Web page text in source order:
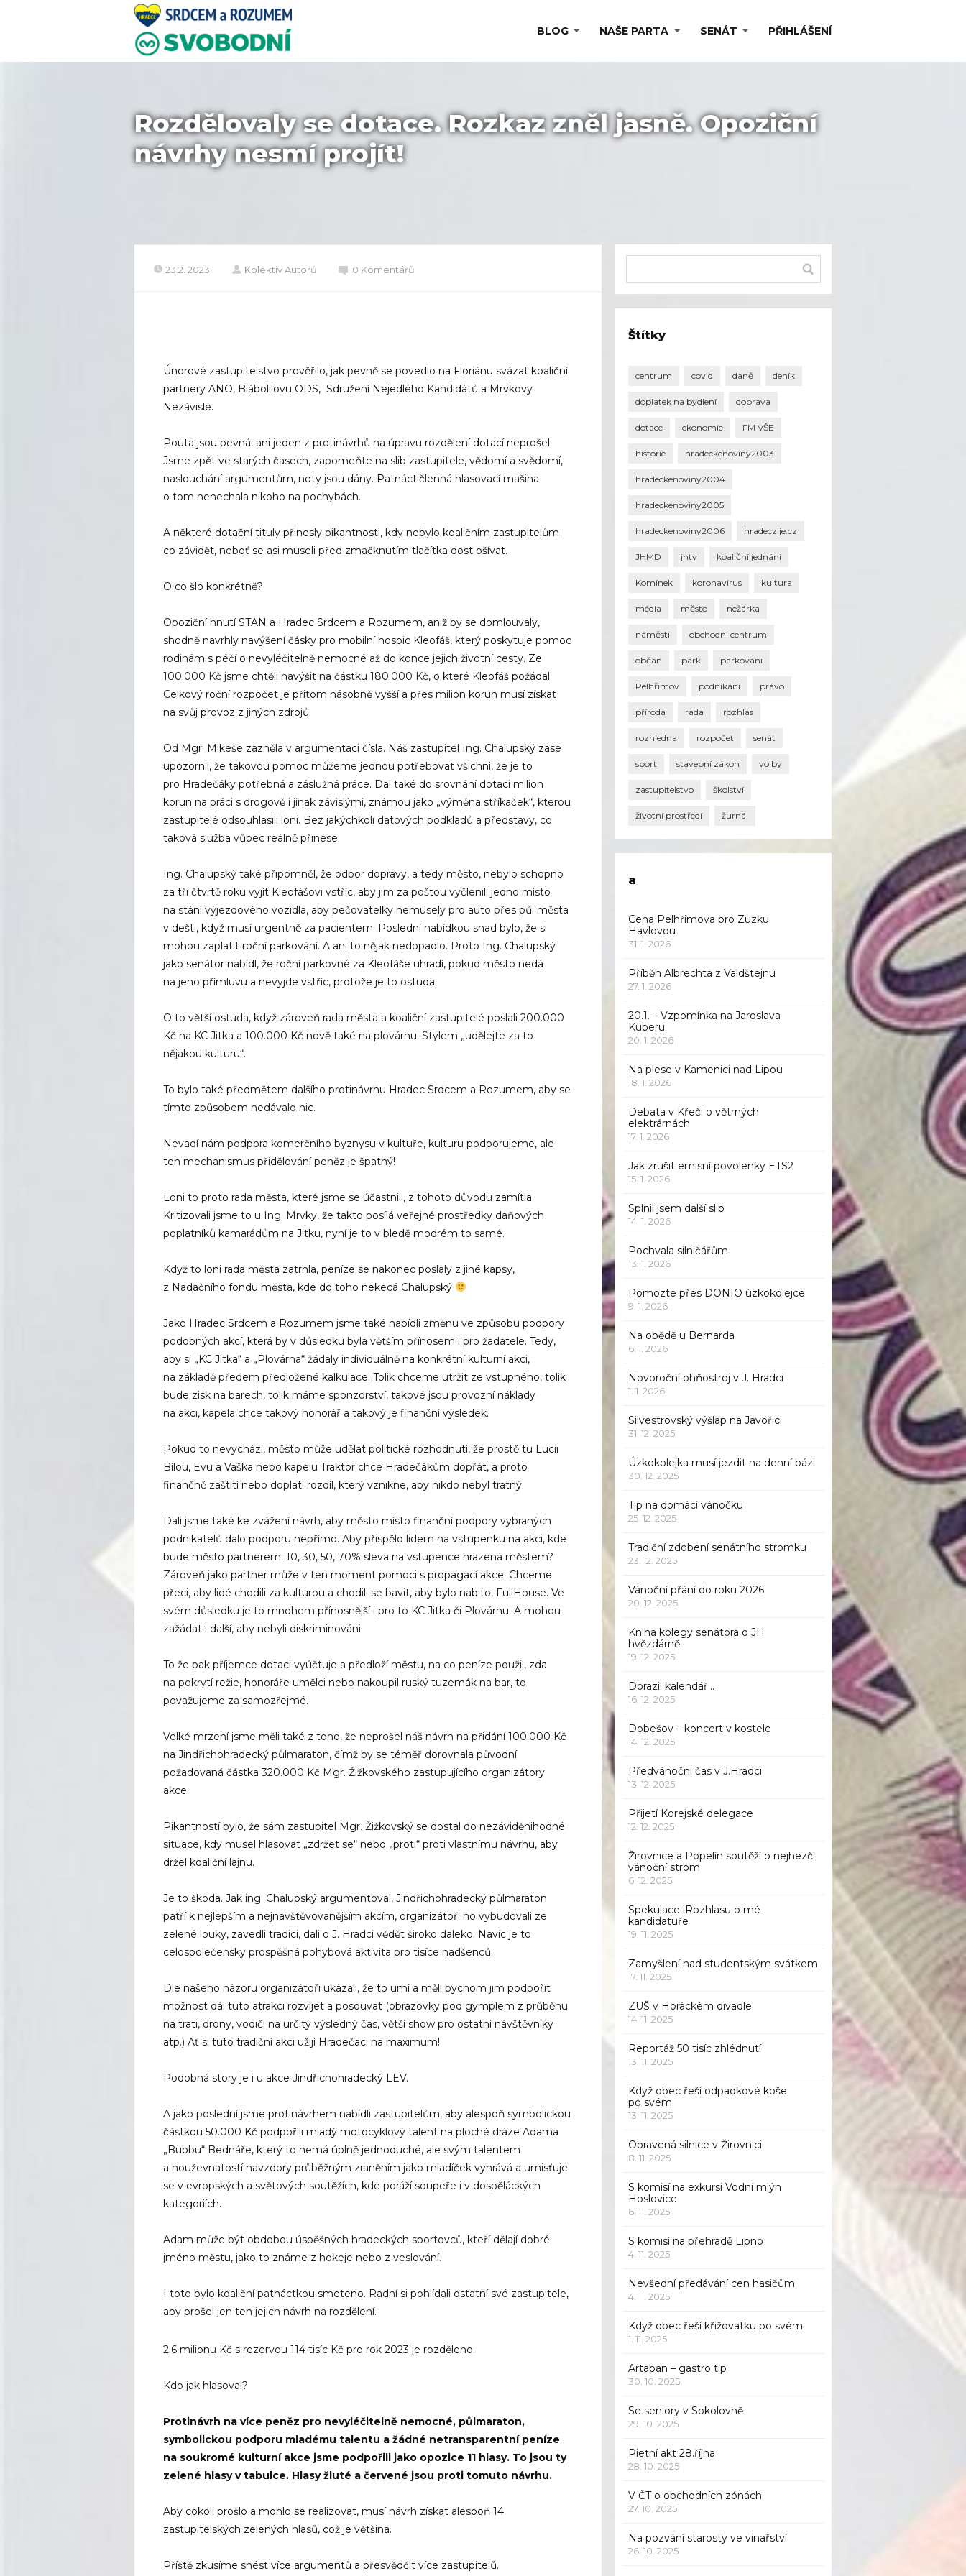
BLOG NAŠE PARTA SENÁT PŘIHLÁŠENÍ
Rozdělovaly se dotace. Rozkaz zněl jasně. Opoziční
návrhy nesmí projít!
23.2. 2023 Kolektiv Autorů 0 Komentářů
Únorové zastupitelstvo prověřilo, jak pevně se povedlo na Floriánu svázat koaliční
partnery ANO, Blábolilovu ODS, Sdružení Nejedlého Kandidátů a Mrvkovy
Nezávislé.
Pouta jsou pevná, ani jeden z protinávrhů na úpravu rozdělení dotací neprošel.
Jsme zpět ve starých časech, zapomeňte na slib zastupitele, vědomí a svědomí,
naslouchání argumentům, noty jsou dány. Patnáctičlenná hlasovací mašina
o tom nenechala nikoho na pochybách.
A některé dotační tituly přinesly pikantnosti, kdy nebylo koaličním zastupitelům
co závidět, neboť se asi museli před zmačknutím tlačítka dost ošívat.
O co šlo konkrétně?
Opoziční hnutí STAN a Hradec Srdcem a Rozumem, aniž by se domlouvaly,
shodně navrhly navýšení čásky pro mobilní hospic Kleofáš, který poskytuje pomoc
rodinám s péčí o nevyléčitelně nemocné až do konce jejich životní cesty. Ze
100.000 Kč jsme chtěli navýšit na částku 180.000 Kč, o které Kleofáš požádal.
Celkový roční rozpočet je přitom násobně vyšší a přes milion korun musí získat
na svůj provoz z jiných zdrojů.
Od Mgr. Mikeše zazněla v argumentaci čísla. Náš zastupitel Ing. Chalupský zase
upozornil, že takovou pomoc můžeme jednou potřebovat všichni, že je to
pro Hradečáky potřebná a záslužná práce. Dal také do srovnání dotaci milion
korun na práci s drogově i jinak závislými, známou jako „výměna stříkaček“, kterou
zastupitelé odsouhlasili loni. Bez jakýchkoli datových podkladů a představy, co
taková služba vůbec reálně přinese.
Ing. Chalupský také připomněl, že odbor dopravy, a tedy město, nebylo schopno
za tři čtvrtě roku vyjít Kleofášovi vstříc, aby jim za poštou vyčlenili jedno místo
na stání výjezdového vozidla, aby pečovatelky nemusely pro auto přes půl města
v dešti, když musí urgentně za pacientem. Poslední nabídkou snad bylo, že si
mohou zaplatit roční parkování. A ani to nějak nedopadlo. Proto Ing. Chalupský
jako senátor nabídl, že roční parkovné za Kleofáše uhradí, pokud město nedá
na jeho přímluvu a nevyjde vstříc, protože je to ostuda.
O to větší ostuda, když zároveň rada města a koaliční zastupitelé poslali 200.000
Kč na KC Jitka a 100.000 Kč nově také na plovárnu. Stylem „udělejte za to
nějakou kulturu“.
To bylo také předmětem dalšího protinávrhu Hradec Srdcem a Rozumem, aby se
tímto způsobem nedávalo nic.
Nevadí nám podpora komerčního byznysu v kultuře, kulturu podporujeme, ale
ten mechanismus přidělování peněz je špatný!
Loni to proto rada města, které jsme se účastnili, z tohoto důvodu zamítla.
Kritizovali jsme to u Ing. Mrvky, že takto posílá veřejné prostředky daňových
poplatníků kamarádům na Jitku, nyní je to v bledě modrém to samé.
Když to loni rada města zatrhla, peníze se nakonec poslaly z jiné kapsy,
z Nadačního fondu města, kde do toho nekecá Chalupský
Jako Hradec Srdcem a Rozumem jsme také nabídli změnu ve způsobu podpory
podobných akcí, která by v důsledku byla větším přínosem i pro žadatele. Tedy,
aby si „KC Jitka“ a „Plovárna“ žádaly individuálně na konkrétní kulturní akci,
na základě předem předložené kalkulace. Tolik chceme utržit ze vstupného, tolik
bude zisk na barech, tolik máme sponzorství, takové jsou provozní náklady
na akci, kapela chce takový honorář a takový je finanční výsledek.
Pokud to nevychází, město může udělat politické rozhodnutí, že prostě tu Lucii
Bílou, Evu a Vaška nebo kapelu Traktor chce Hradečákům dopřát, a proto
finančně zaštítí nebo doplatí rozdíl, který vznikne, aby nikdo nebyl tratný.
Dali jsme také ke zvážení návrh, aby město místo finanční podpory vybraných
podnikatelů dalo podporu nepřímo. Aby přispělo lidem na vstupenku na akci, kde
bude město partnerem. 10, 30, 50, 70% sleva na vstupence hrazená městem?
Zároveň jako partner může v ten moment pomoci s propagací akce. Chceme
přeci, aby lidé chodili za kulturou a chodili se bavit, aby bylo nabito, FullHouse. Ve
svém důsledku je to mnohem přínosnější i pro to KC Jitka či Plovárnu. A mohou
zažádat i další, aby nebyli diskriminováni.
To že pak příjemce dotaci vyúčtuje a předloží městu, na co peníze použil, zda
na pokrytí režie, honoráře umělci nebo nakoupil ruský tuzemák na bar, to
považujeme za samozřejmé.
Velké mrzení jsme měli také z toho, že neprošel náš návrh na přidání 100.000 Kč
na Jindřichohradecký půlmaraton, čímž by se téměř dorovnala původní
požadovaná částka 320.000 Kč Mgr. Žižkovského zastupujícího organizátory
akce.
Pikantností bylo, že sám zastupitel Mgr. Žižkovský se dostal do nezáviděnihodné
situace, kdy musel hlasovat „zdržet se“ nebo „proti“ proti vlastnímu návrhu, aby
držel koaliční lajnu.
Je to škoda. Jak ing. Chalupský argumentoval, Jindřichohradecký půlmaraton
patří k nejlepším a nejnavštěvovanějším akcím, organizátoři ho vybudovali ze
zelené louky, zavedli tradici, dali o J. Hradci vědět široko daleko. Navíc je to
celospolečensky prospěšná pohybová aktivita pro tisíce nadšenců.
Dle našeho názoru organizátoři ukázali, že to umí a měli bychom jim podpořit
možnost dál tuto atrakci rozvíjet a posouvat (obrazovky pod gymplem z průběhu
na trati, drony, vodiči na určitý výsledný čas, větší show pro ostatní návštěvníky
atp.) Ať si tuto tradiční akci užijí Hradečaci na maximum!
Podobná story je i u akce Jindřichohradecký LEV.
A jako poslední jsme protinávrhem nabídli zastupitelům, aby alespoň symbolickou
částkou 50.000 Kč podpořili mladý motocyklový talent na ploché dráze Adama
„Bubbu“ Bednáře, který to nemá úplně jednoduché, ale svým talentem
a houževnatostí navzdory průběžným zraněním jako mladíček vyhrává a umisťuje
se v evropských a světových soutěžích, kde poráží soupeře i v dospěláckých
kategoriích.
Adam může být obdobou úspěšných hradeckých sportovců, kteří dělají dobré
jméno městu, jako to známe z hokeje nebo z veslování.
I toto bylo koaliční patnáctkou smeteno. Radní si pohlídali ostatní své zastupitele,
aby prošel jen ten jejich návrh na rozdělení.
2.6 milionu Kč s rezervou 114 tisíc Kč pro rok 2023 je rozděleno.
Kdo jak hlasoval?
Protinávrh na více peněz pro nevyléčitelně nemocné, půlmaraton,
symbolickou podporu mladému talentu a žádné netransparentní peníze
na soukromé kulturní akce jsme podpořili jako opozice 11 hlasy. To jsou ty
zelené hlasy v tabulce. Hlasy žluté a červené jsou proti tomuto návrhu.
Aby cokoli prošlo a mohlo se realizovat, musí návrh získat alespoň 14
zastupitelských zelených hlasů, což je většina.
Příště zkusíme snést více argumentů a přesvědčit více zastupitelů.
Štítky
centrum covid daně deník
doplatek na bydlení doprava
dotace ekonomie FM VŠE
historie hradeckenoviny2003
hradeckenoviny2004
hradeckenoviny2005
hradeckenoviny2006 hradeczije.cz
JHMD jhtv koaliční jednání
Komínek koronavirus kultura
média město nežárka
náměstí obchodní centrum
občan park parkování
Pelhřimov podnikání právo
příroda rada rozhlas
rozhledna rozpočet senát
sport stavební zákon volby
zastupitelstvo školství
životní prostředí žurnál
a
Cena Pelhřimova pro Zuzku
Havlovou
31. 1. 2026
Příběh Albrechta z Valdštejnu
27. 1. 2026
20.1. – Vzpomínka na Jaroslava
Kuberu
20. 1. 2026
Na plese v Kamenici nad Lipou
18. 1. 2026
Debata v Křeči o větrných
elektrárnách
17. 1. 2026
Jak zrušit emisní povolenky ETS2
15. 1. 2026
Splnil jsem další slib
14. 1. 2026
Pochvala silničářům
13. 1. 2026
Pomozte přes DONIO úzkokolejce
9. 1. 2026
Na obědě u Bernarda
6. 1. 2026
Novoroční ohňostroj v J. Hradci
1. 1. 2026
Silvestrovský výšlap na Javořici
31. 12. 2025
Úzkokolejka musí jezdit na denní bázi
30. 12. 2025
Tip na domácí vánočku
25. 12. 2025
Tradiční zdobení senátního stromku
23. 12. 2025
Vánoční přání do roku 2026
20. 12. 2025
Kniha kolegy senátora o JH
hvězdárně
19. 12. 2025
Dorazil kalendář…
16. 12. 2025
Dobešov – koncert v kostele
14. 12. 2025
Předvánoční čas v J.Hradci
13. 12. 2025
Přijetí Korejské delegace
12. 12. 2025
Žirovnice a Popelín soutěží o nejhezčí
vánoční strom
6. 12. 2025
Spekulace iRozhlasu o mé
kandidatuře
19. 11. 2025
Zamyšlení nad studentským svátkem
17. 11. 2025
ZUŠ v Horáckém divadle
14. 11. 2025
Reportáž 50 tisíc zhlédnutí
13. 11. 2025
Když obec řeší odpadkové koše
po svém
13. 11. 2025
Opravená silnice v Žirovnici
8. 11. 2025
S komisí na exkursi Vodní mlýn
Hoslovice
6. 11. 2025
S komisí na přehradě Lipno
4. 11. 2025
Nevšední předávání cen hasičům
4. 11. 2025
Když obec řeší křižovatku po svém
1. 11. 2025
Artaban – gastro tip
30. 10. 2025
Se seniory v Sokolovně
29. 10. 2025
Pietní akt 28.října
28. 10. 2025
V ČT o obchodních zónách
27. 10. 2025
Na pozvání starosty ve vinařství
26. 10. 2025